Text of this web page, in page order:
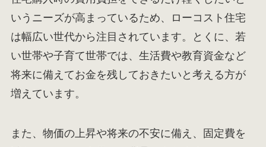
いうニーズが高まっているため、ローコスト住宅
は幅広い世代から注目されています。とくに、若
い世帯や子育て世帯では、生活費や教育資金など
将来に備えてお金を残しておきたいと考える方が
増えています。
また、物価の上昇や将来の不安に備え、固定費を